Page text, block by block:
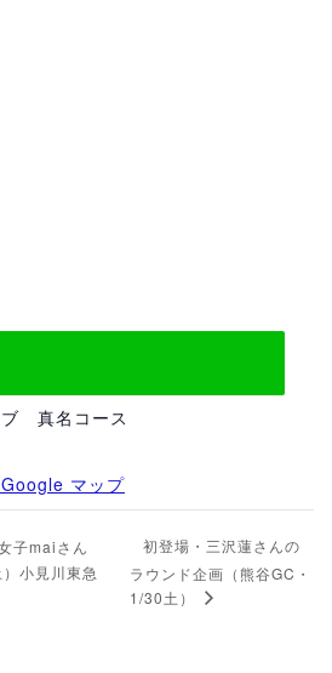
ブ 真名コース
マップ
子maiさん
小見川東急
初登場・三沢蓮さんの
ラウンド企画（熊谷GC・
1/30土）